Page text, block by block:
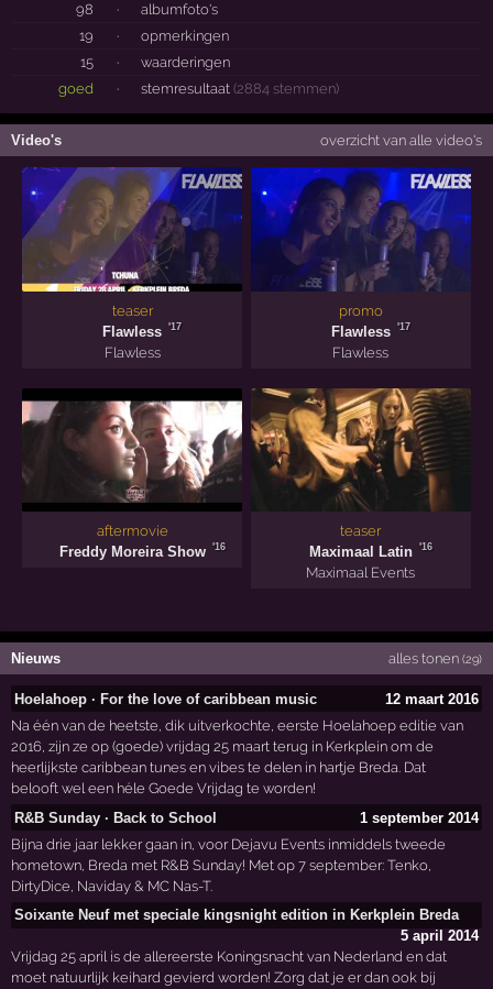
98 ·
albumfoto's
19
·
opmerkingen
15
·
waarderingen
goed
· stemresultaat (2884 stemmen)
Video's overzicht van alle video's
teaser
Flawless
'17
Flawless
promo
Flawless
'17
Flawless
aftermovie
Freddy Moreira Show
'16
teaser
Maximaal Latin
'16
Maximaal Events
Nieuws alles tonen (29)
Hoelahoep · For the love of caribbean music
12 maart 2016
Na één van de heetste, dik uitverkochte, eerste Hoelahoep editie van
2016, zijn ze op (goede) vrijdag 25 maart terug in Kerkplein om de
heerlijkste caribbean tunes en vibes te delen in hartje Breda. Dat
belooft wel een héle Goede Vrijdag te worden!
R&B Sunday · Back to School
1 september 2014
Bijna drie jaar lekker gaan in, voor Dejavu Events inmiddels tweede
hometown, Breda met R&B Sunday! Met op 7 september: Tenko,
DirtyDice, Naviday & MC Nas-T.
Soixante Neuf met speciale kingsnight edition in Kerkplein Breda
5 april 2014
Vrijdag 25 april is de allereerste Koningsnacht van Nederland en dat
moet natuurlijk keihard gevierd worden! Zorg dat je er dan ook bij